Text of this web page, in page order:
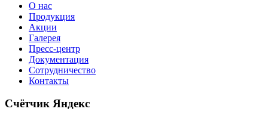
О нас
Продукция
Акции
Галерея
Пресс-центр
Документация
Сотрудничество
Контакты
Счётчик Яндекс